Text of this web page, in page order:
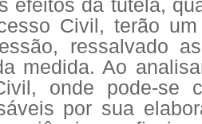
efeitos da tutela,
Civil, terão
ressalvado
medida. Ao
onde pode-se
por sua